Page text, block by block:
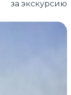
за экскурсию